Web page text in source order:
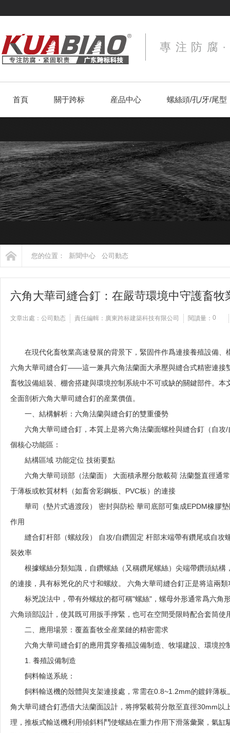
專注防腐
首頁 關于跨标 産品中心 螺絲頭/孔/牙/尾型
您的位置： 新聞中心 公司動态
六角大華司縫合釘：在嚴苛環境中守護畜牧
文章出處：公司動态 責任編輯：廣東跨标建築科技有限公司 閱讀量： 0
在現代化畜牧業高速發展的背景下，緊固件作爲連接養殖設備
六角大華司縫合釘——這一兼具六角法蘭面大承壓與縫合式精密連接
畜牧設備組裝、棚舍搭建與環境控制系統中不可或缺的關鍵部件。
全面剖析六角大華司縫合釘的産業價值。
一、結構解析：六角法蘭與縫合釘的雙重優勢
六角大華司縫合釘，本質上是将六角法蘭面螺栓與縫合釘（自
個核心功能區：
結構區域 功能定位 技術要點
六角大華司頭部（法蘭面）
大面積承壓分散載荷 法蘭盤直徑通
于薄板或軟質材料（如畜舍彩鋼板、PVC板）的連接
華司（墊片式過渡段）
密封與防松 華司底部可集成EPDM橡膠
作用
縫合釘杆部（螺紋段）
自攻/自鑽固定 杆部末端帶有鑽尾或自攻
裝效率
根據螺絲分類知識，自鑽螺絲（又稱鑽尾螺絲）尖端帶鑽頭結
的連接，具有标兇化的尺寸和螺紋。 六角大華司縫合釘正是将這兩
标兇說法中，帶有外螺紋的都可稱"螺絲"，螺母外形通常爲六角
六角頭部設計，使其既可用扳手擰緊，也可在空間受限時配合套筒使
二、應用場景：覆蓋畜牧全産業鏈的精密需求
六角大華司縫合釘的應用貫穿養殖設備制造、牧場建設、環境
1. 養殖設備制造
飼料輸送系統：
飼料輸送機的殼體與支架連接處，常需在0.8~1.2mm的鍍鋅薄
角大華司縫合釘憑借大法蘭面設計，将擰緊載荷分散至直徑30mm
理，推板式輸送機利用傾斜料鬥使螺絲在重力作用下滑落彙聚，氣